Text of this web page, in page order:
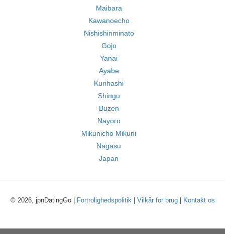
Maibara
Kawanoecho
Nishishinminato
Gojo
Yanai
Ayabe
Kurihashi
Shingu
Buzen
Nayoro
Mikunicho Mikuni
Nagasu
Japan
© 2026, jpnDatingGo | Fortrolighedspolitik| Vilkår for brug| Kontakt os